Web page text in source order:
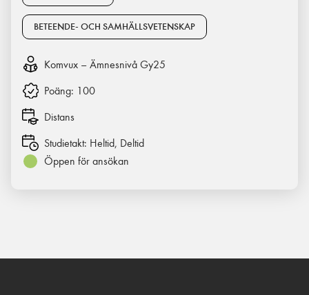
BETEENDE- OCH SAMHÄLLSVETENSKAP
Komvux – Ämnesnivå Gy25
Poäng: 100
Distans
Studietakt: Heltid, Deltid
Öppen för ansökan